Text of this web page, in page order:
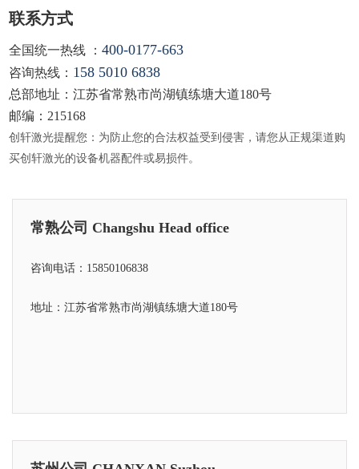
联系方式
全国统一热线 ：400-0177-663
咨询热线： 158 5010 6838
总部地址：江苏省常熟市尚湖镇练塘大道180号
邮编：215168
创轩激光提醒您：为防止您的合法权益受到侵害，请您从正规渠道购
买创轩激光的设备机器配件或易损件。
常熟公司 Changshu Head office
咨询电话：15850106838
地址：江苏省常熟市尚湖镇练塘大道180号